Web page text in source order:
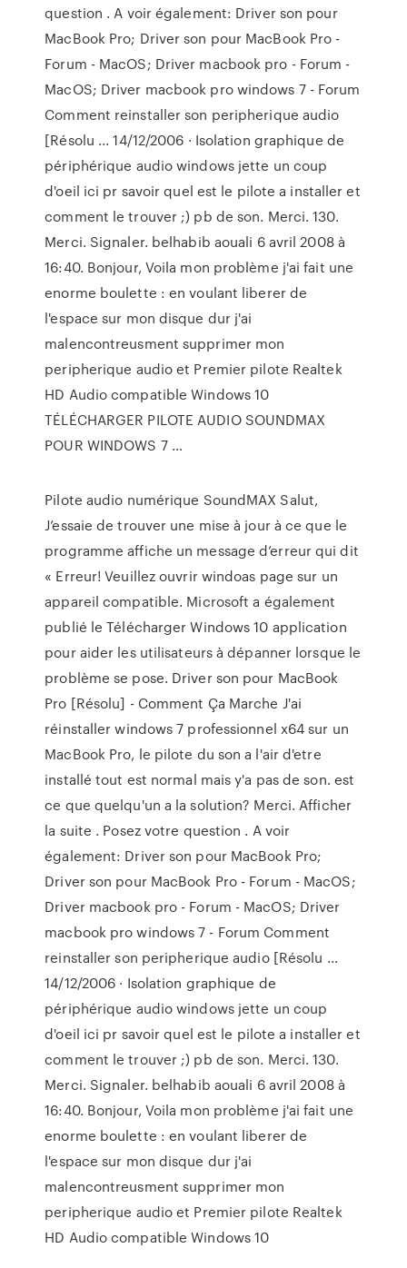
question . A voir également: Driver son pour
MacBook Pro; Driver son pour MacBook Pro -
Forum - MacOS; Driver macbook pro - Forum -
MacOS; Driver macbook pro windows 7 - Forum
Comment reinstaller son peripherique audio
[Résolu ... 14/12/2006 · Isolation graphique de
périphérique audio windows jette un coup
d'oeil ici pr savoir quel est le pilote a installer et
comment le trouver ;) pb de son. Merci. 130.
Merci. Signaler. belhabib aouali 6 avril 2008 à
16:40. Bonjour, Voila mon problème j'ai fait une
enorme boulette : en voulant liberer de
l'espace sur mon disque dur j'ai
malencontreusment supprimer mon
peripherique audio et Premier pilote Realtek
HD Audio compatible Windows 10
TÉLÉCHARGER PILOTE AUDIO SOUNDMAX
POUR WINDOWS 7 …
Pilote audio numérique SoundMAX Salut,
J’essaie de trouver une mise à jour à ce que le
programme affiche un message d’erreur qui dit
« Erreur! Veuillez ouvrir windoas page sur un
appareil compatible. Microsoft a également
publié le Télécharger Windows 10 application
pour aider les utilisateurs à dépanner lorsque le
problème se pose. Driver son pour MacBook
Pro [Résolu] - Comment Ça Marche J'ai
réinstaller windows 7 professionnel x64 sur un
MacBook Pro, le pilote du son a l'air d'etre
installé tout est normal mais y'a pas de son. est
ce que quelqu'un a la solution? Merci. Afficher
la suite . Posez votre question . A voir
également: Driver son pour MacBook Pro;
Driver son pour MacBook Pro - Forum - MacOS;
Driver macbook pro - Forum - MacOS; Driver
macbook pro windows 7 - Forum Comment
reinstaller son peripherique audio [Résolu ...
14/12/2006 · Isolation graphique de
périphérique audio windows jette un coup
d'oeil ici pr savoir quel est le pilote a installer et
comment le trouver ;) pb de son. Merci. 130.
Merci. Signaler. belhabib aouali 6 avril 2008 à
16:40. Bonjour, Voila mon problème j'ai fait une
enorme boulette : en voulant liberer de
l'espace sur mon disque dur j'ai
malencontreusment supprimer mon
peripherique audio et Premier pilote Realtek
HD Audio compatible Windows 10